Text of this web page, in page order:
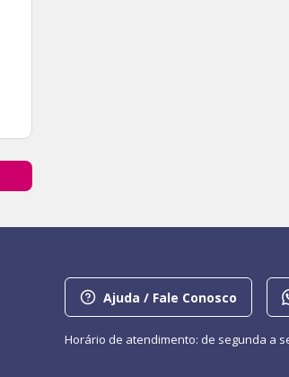
Ajuda / Fale Conosco
Horário de atendimento: de segunda a